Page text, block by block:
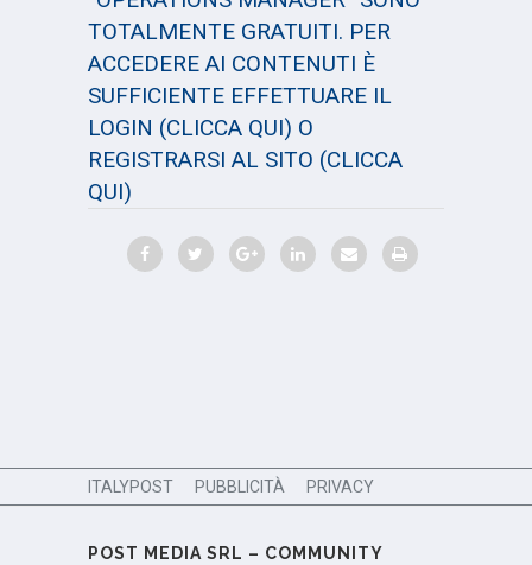
TOTALMENTE GRATUITI. PER
ACCEDERE AI CONTENUTI È
SUFFICIENTE EFFETTUARE IL
LOGIN (CLICCA QUI) O
REGISTRARSI AL SITO (CLICCA
QUI)
ITALYPOST PUBBLICITÀ PRIVACY
POST MEDIA SRL – COMMUNITY